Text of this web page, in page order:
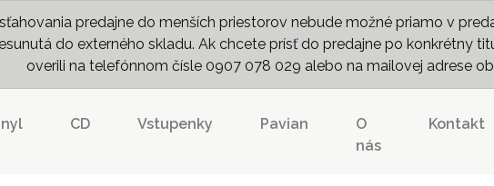
predajne do menších priestorov nebude možné priamo v
do externého skladu. Ak chcete prísť do predajne po konkrétny
overili na telefónnom čísle 0907 078 029 alebo na mailovej adrese
CD Vstupenky Pavian
O
nás
Kontakt